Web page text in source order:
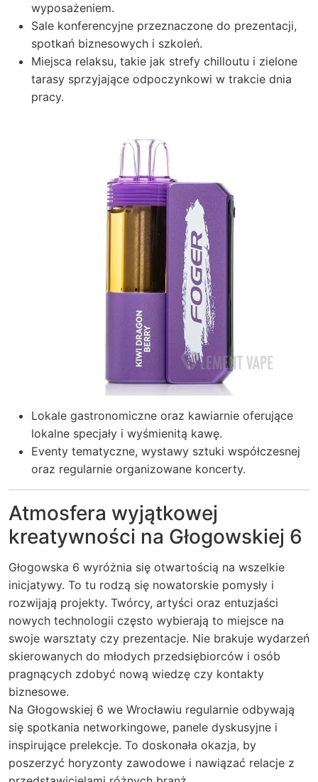
wyposażeniem.
Sale konferencyjne przeznaczone do prezentacji,
spotkań biznesowych i szkoleń.
Miejsca relaksu, takie jak strefy chilloutu i zielone
tarasy sprzyjające odpoczynkowi w trakcie dnia
pracy.
Lokale gastronomiczne oraz kawiarnie oferujące
lokalne specjały i wyśmienitą kawę.
Eventy tematyczne, wystawy sztuki współczesnej
oraz regularnie organizowane koncerty.
Atmosfera wyjątkowej
kreatywności na Głogowskiej 6
Głogowska 6 wyróżnia się otwartością na wszelkie
inicjatywy. To tu rodzą się nowatorskie pomysły i
rozwijają projekty. Twórcy, artyści oraz entuzjaści
nowych technologii często wybierają to miejsce na
swoje warsztaty czy prezentacje. Nie brakuje wydarzeń
skierowanych do młodych przedsiębiorców i osób
pragnących zdobyć nową wiedzę czy kontakty
biznesowe.
Na Głogowskiej 6 we Wrocławiu regularnie odbywają
się spotkania networkingowe, panele dyskusyjne i
inspirujące prelekcje. To doskonała okazja, by
poszerzyć horyzonty zawodowe i nawiązać relacje z